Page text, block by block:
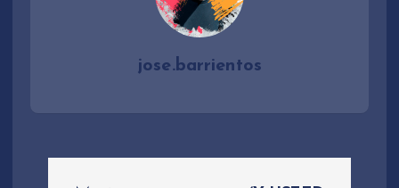
jose.barrientos